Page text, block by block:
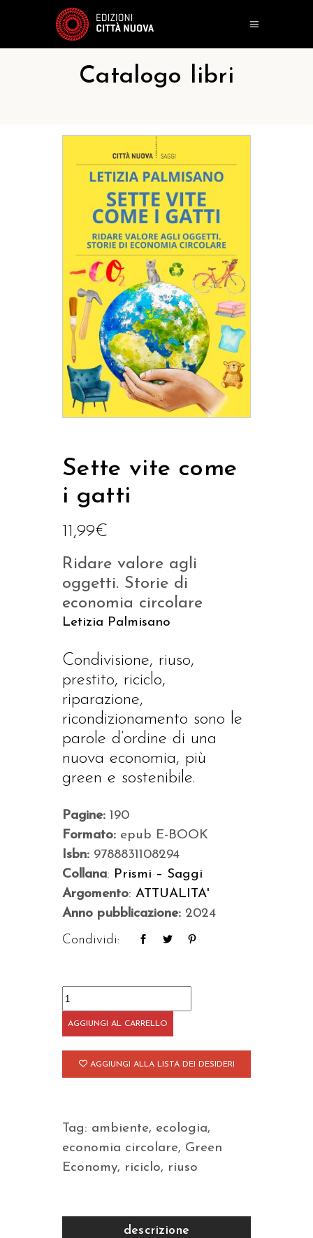
Catalogo libri
Sette vite come
i gatti
11,99€
Ridare valore agli
oggetti. Storie di
economia circolare
Letizia Palmisano
Condivisione, riuso,
prestito, riciclo,
riparazione,
ricondizionamento sono le
parole d’ordine di una
nuova economia, più
green e sostenibile.
Pagine: 190
Formato: epub E-BOOK
Isbn: 9788831108294
Collana: Prismi – Saggi
Argomento: ATTUALITA'
Anno pubblicazione: 2024
Condividi:
Sette
vite
come
i
AGGIUNGI AL CARRELLO
AGGIUNGI ALLA LISTA DEI DESIDERI
Tag: ambiente, ecologia,
economia circolare, Green
Economy, riciclo, riuso
descrizione